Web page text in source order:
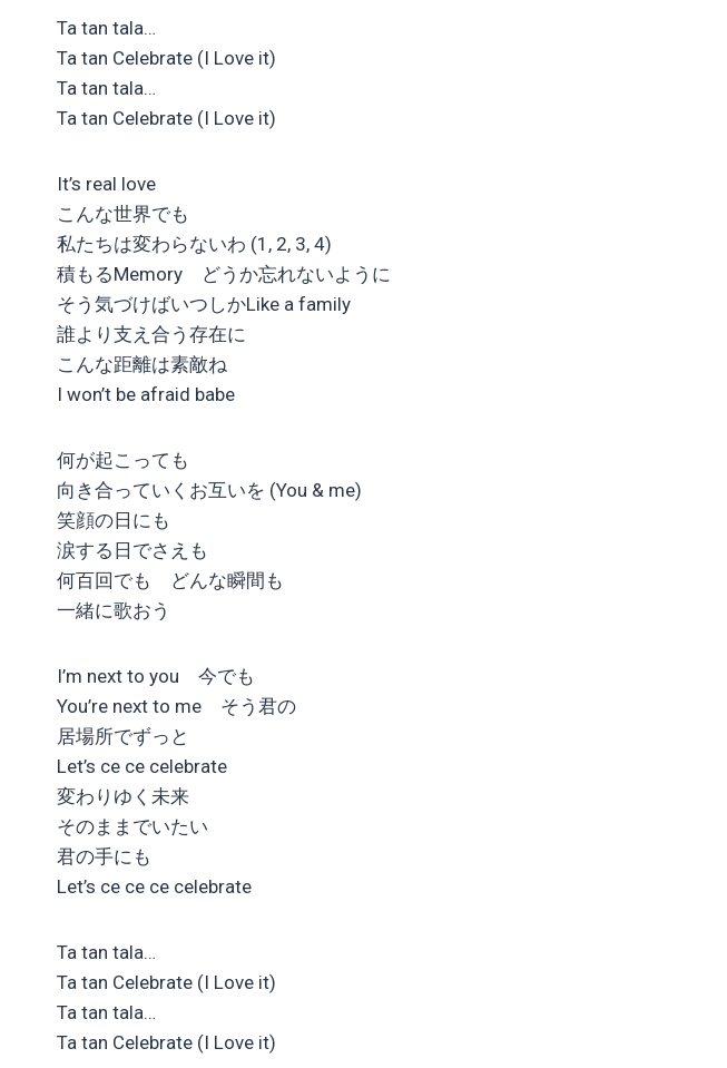
Ta tan tala…
Ta tan Celebrate (I Love it)
Ta tan tala…
Ta tan Celebrate (I Love it)
It’s real love
こんな世界でも
私たちは変わらないわ (1, 2, 3, 4)
積もるMemory どうか忘れないように
そう気づけばいつしかLike a family
誰より支え合う存在に
こんな距離は素敵ね
I won’t be afraid babe
何が起こっても
向き合っていくお互いを (You & me)
笑顔の日にも
涙する日でさえも
何百回でも どんな瞬間も
一緒に歌おう
I’m next to you 今でも
You’re next to me そう君の
居場所でずっと
Let’s ce ce celebrate
変わりゆく未来
そのままでいたい
君の手にも
Let’s ce ce ce celebrate
Ta tan tala…
Ta tan Celebrate (I Love it)
Ta tan tala…
Ta tan Celebrate (I Love it)